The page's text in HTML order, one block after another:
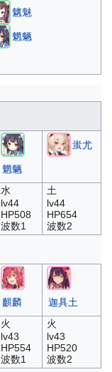
魑魅
魍魉
魍魉
蚩尤
水
lv44
HP508
波数1
土
lv44
HP654
波数2
麒麟 迦具土
火
lv43
HP554
波数1
火
lv43
HP520
波数2